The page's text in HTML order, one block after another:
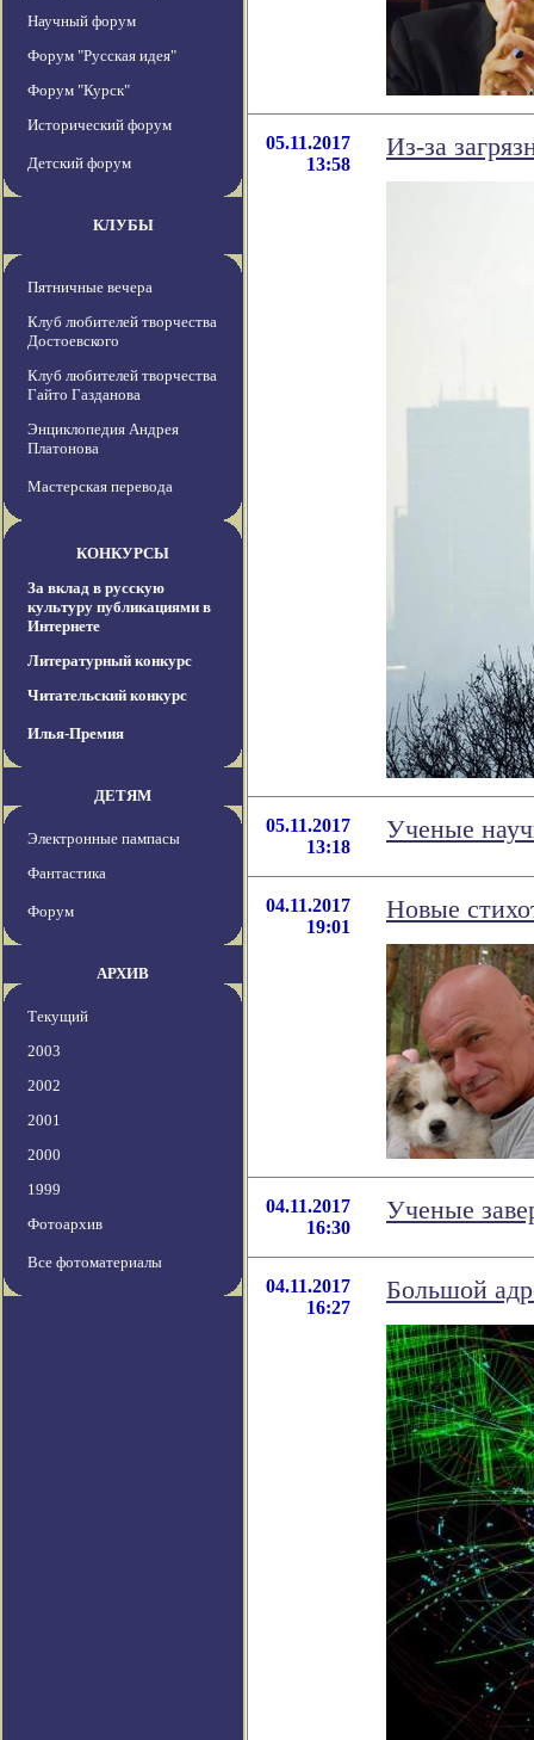
Научный форум
Форум "Русская идея"
Форум "Курск"
Исторический форум
Детский форум
КЛУБЫ
Пятничные вечера
Клуб любителей творчества
Достоевского
Клуб любителей творчества
Гайто Газданова
Энциклопедия Андрея
Платонова
Мастерская перевода
КОНКУРСЫ
За вклад в русскую
культуру публикациями в
Интернете
Литературный конкурс
Читательский конкурс
Илья-Премия
ДЕТЯМ
Электронные пампасы
Фантастика
Форум
АРХИВ
Текущий
2003
2002
2001
2000
1999
Фотоархив
Все фотоматериалы
05.11.2017
13:58
Из-за
05.11.2017
13:18
Ученые
04.11.2017
19:01
Новые
04.11.2017
16:30
Ученые
04.11.2017
16:27
Большой